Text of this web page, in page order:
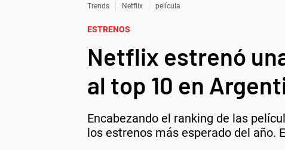
Trends Netflix película
ESTRENOS
Netflix estrenó
al top 10 en
Encabezando el ranking de las
los estrenos más esperado del año.